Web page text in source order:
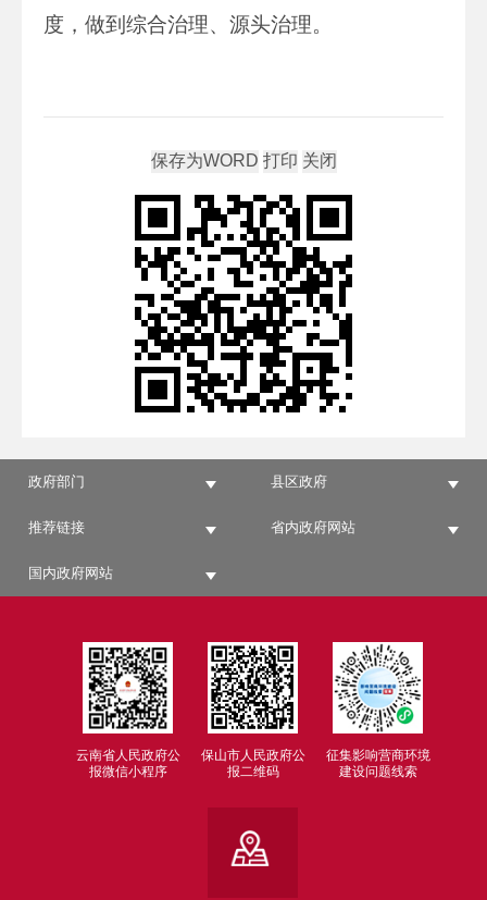
度，做到综合治理、源头治理。
政府部门 县区政府
推荐链接 省内政府网站
国内政府网站
云南省人民政府公
报微信小程序
保山市人民政府公
报二维码
征集影响营商环境
建设问题线索